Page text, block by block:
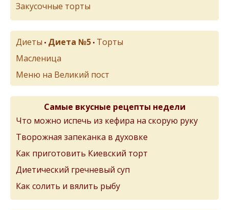
Закусочные торты
Диеты • Диета №5 • Торты
Масленица
Меню на Великий пост
Самые вкусные рецепты недели
Что можно испечь из кефира на скорую руку
Творожная запеканка в духовке
Как приготовить Киевский торт
Диетический гречневый суп
Как солить и вялить рыбу